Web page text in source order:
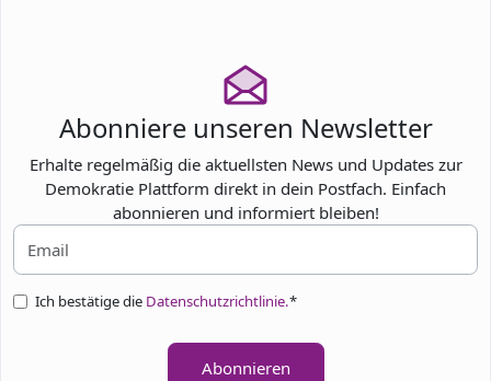
Abonniere unseren Newsletter
Erhalte regelmäßig die aktuellsten News und Updates zur
Demokratie Plattform direkt in dein Postfach. Einfach
abonnieren und informiert bleiben!
Ich bestätige die Datenschutzrichtlinie.*
Abonnieren